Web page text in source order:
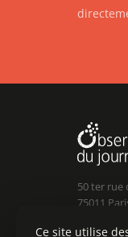
50 ter rue
75011
Ce site utilise